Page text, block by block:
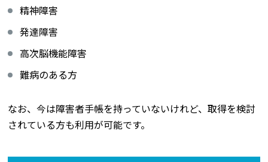
精神障害
発達障害
高次脳機能障害
難病のある方
なお、今は障害者手帳を持っていないけれど、取得を検討
されている方も利用が可能です。